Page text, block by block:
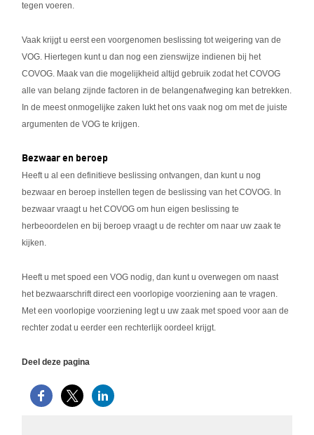
tegen voeren.
Vaak krijgt u eerst een voorgenomen beslissing tot weigering van de
VOG. Hiertegen kunt u dan nog een zienswijze indienen bij het
COVOG. Maak van die mogelijkheid altijd gebruik zodat het COVOG
alle van belang zijnde factoren in de belangenafweging kan betrekken.
In de meest onmogelijke zaken lukt het ons vaak nog om met de juiste
argumenten de VOG te krijgen.
Bezwaar en beroep
Heeft u al een definitieve beslissing ontvangen, dan kunt u nog
bezwaar en beroep instellen tegen de beslissing van het COVOG. In
bezwaar vraagt u het COVOG om hun eigen beslissing te
herbeoordelen en bij beroep vraagt u de rechter om naar uw zaak te
kijken.
Heeft u met spoed een VOG nodig, dan kunt u overwegen om naast
het bezwaarschrift direct een voorlopige voorziening aan te vragen.
Met een voorlopige voorziening legt u uw zaak met spoed voor aan de
rechter zodat u eerder een rechterlijk oordeel krijgt.
Deel deze pagina